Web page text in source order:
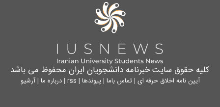
کلیه حقوق سایت خبرنامه دانشجویان ایران محفوظ می باشد
آیین نامه اخلاق حرفه ای | تماس باما | پیوندها |
rss
|درباره ما |آرشیو